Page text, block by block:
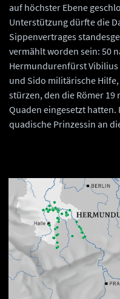
auf höchster Ebene
Unterstützung dürfte die
Sippenvertrages
vermählt worden sein: 50
Hermundurenfürst Vibilius
und Sido militärische
stürzen, den die Römer
Quaden eingesetzt
quadische Prinzessin an